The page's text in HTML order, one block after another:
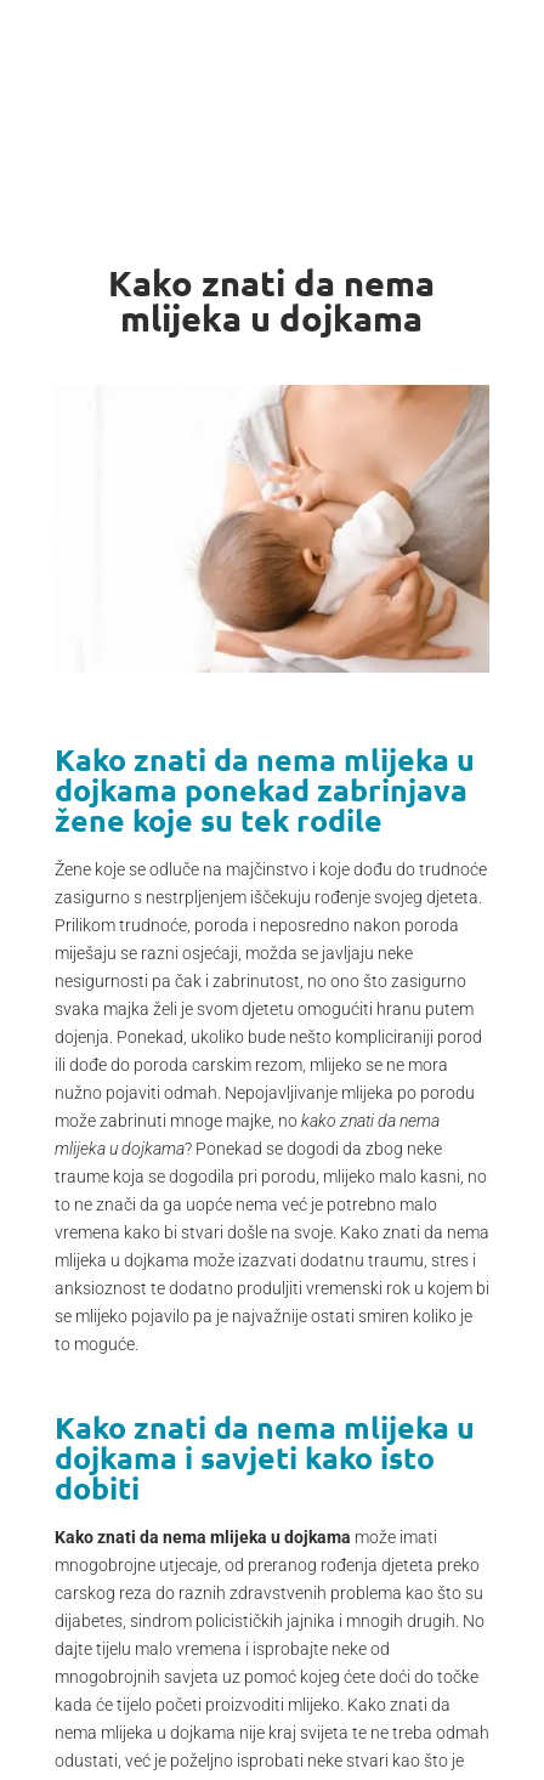
Kako znati da nema
mlijeka u dojkama
Kako znati da nema mlijeka u
dojkama ponekad zabrinjava
žene koje su tek rodile
Žene koje se odluče na majčinstvo i koje dođu do trudnoće
zasigurno s nestrpljenjem iščekuju rođenje svojeg djeteta.
Prilikom trudnoće, poroda i neposredno nakon poroda
miješaju se razni osjećaji, možda se javljaju neke
nesigurnosti pa čak i zabrinutost, no ono što zasigurno
svaka majka želi je svom djetetu omogućiti hranu putem
dojenja. Ponekad, ukoliko bude nešto kompliciraniji porod
ili dođe do poroda carskim rezom, mlijeko se ne mora
nužno pojaviti odmah. Nepojavljivanje mlijeka po porodu
može zabrinuti mnoge majke, nokako znati da nema
mlijeka u dojkama? Ponekad se dogodi da zbog neke
traume koja se dogodila pri porodu, mlijeko malo kasni, no
to ne znači da ga uopće nema već je potrebno malo
vremena kako bi stvari došle na svoje. Kako znati da nema
mlijeka u dojkama može izazvati dodatnu traumu, stres i
anksioznost te dodatno produljiti vremenski rok u kojem bi
se mlijeko pojavilo pa je najvažnije ostati smiren koliko je
to moguće.
Kako znati da nema mlijeka u
dojkama i savjeti kako isto
dobiti
Kako znati da nema mlijeka u dojkama može imati
mnogobrojne utjecaje, od preranog rođenja djeteta preko
carskog reza do raznih zdravstvenih problema kao što su
dijabetes, sindrom policističkih jajnika i mnogih drugih. No
dajte tijelu malo vremena i isprobajte neke od
mnogobrojnih savjeta uz pomoć kojeg ćete doći do točke
kada će tijelo početi proizvoditi mlijeko. Kako znati da
nema mlijeka u dojkama nije kraj svijeta te ne treba odmah
odustati, već je poželjno isprobati neke stvari kao što je